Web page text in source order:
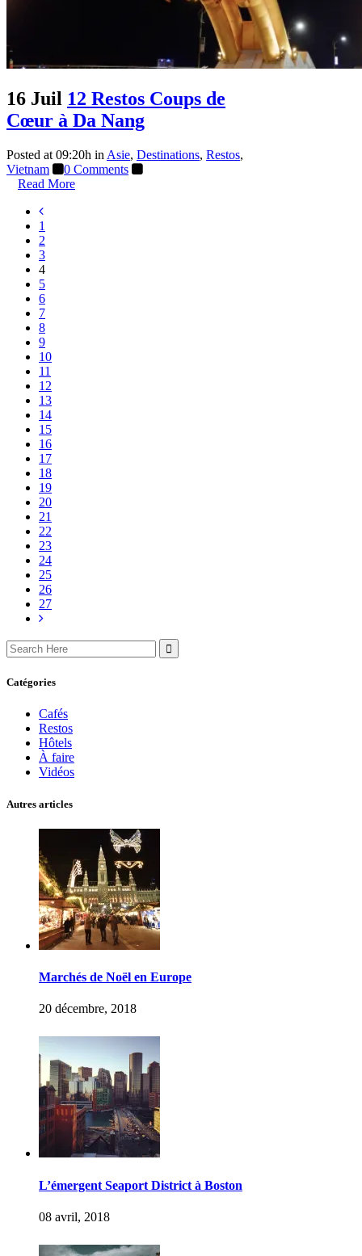
16 Juil 12 Restos Coups de
Cœur à Da Nang
Posted at 09:20h in Asie, Destinations, Restos,
Vietnam
0 Comments
Read More
1
2
3
4
5
6
7
8
9
10
11
12
13
14
15
16
17
18
19
20
21
22
23
24
25
26
27
Search
for:
Catégories
Cafés
Restos
Hôtels
À faire
Vidéos
Autres articles
Marchés de Noël en Europe
20 décembre, 2018
L’émergent Seaport District à Boston
08 avril, 2018